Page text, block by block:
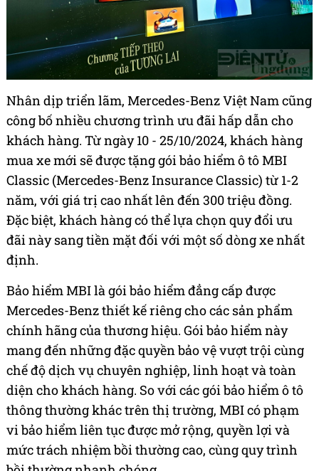
Nhân dịp triển lãm, Mercedes-Benz Việt Nam cũng
công bố nhiều chương trình ưu đãi hấp dẫn cho
khách hàng. Từ ngày 10 - 25/10/2024, khách hàng
mua xe mới sẽ được tặng gói bảo hiểm ô tô MBI
Classic (Mercedes-Benz Insurance Classic) từ 1-2
năm, với giá trị cao nhất lên đến 300 triệu đồng.
Đặc biệt, khách hàng có thể lựa chọn quy đổi ưu
đãi này sang tiền mặt đối với một số dòng xe nhất
định.
Bảo hiểm MBI là gói bảo hiểm đẳng cấp được
Mercedes-Benz thiết kế riêng cho các sản phẩm
chính hãng của thương hiệu. Gói bảo hiểm này
mang đến những đặc quyền bảo vệ vượt trội cùng
chế độ dịch vụ chuyên nghiệp, linh hoạt và toàn
diện cho khách hàng. So với các gói bảo hiểm ô tô
thông thường khác trên thị trường, MBI có phạm
vi bảo hiểm liên tục được mở rộng, quyền lợi và
mức trách nhiệm bồi thường cao, cùng quy trình